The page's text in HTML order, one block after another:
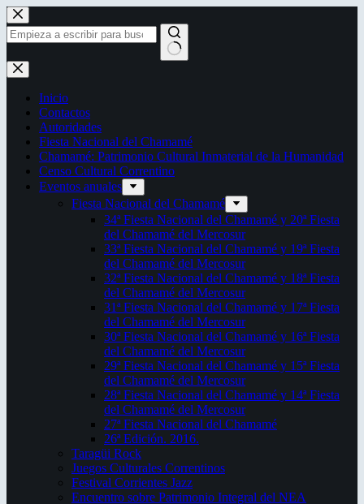
Saltar
al
contenido
Sin
resultados
Inicio
Contactos
Autoridades
Fiesta Nacional del Chamamé
Chamamé: Patrimonio Cultural Inmaterial de la Humanidad
Censo Cultural Correntino
Eventos anuales
Fiesta Nacional del Chamamé
34ª Fiesta Nacional del Chamamé y 20ª Fiesta
del Chamamé del Mercosur
33ª Fiesta Nacional del Chamamé y 19ª Fiesta
del Chamamé del Mercosur
32ª Fiesta Nacional del Chamamé y 18ª Fiesta
del Chamamé del Mercosur
31ª Fiesta Nacional del Chamamé y 17ª Fiesta
del Chamamé del Mercosur
30ª Fiesta Nacional del Chamamé y 16ª Fiesta
del Chamamé del Mercosur
29ª Fiesta Nacional del Chamamé y 15ª Fiesta
del Chamamé del Mercosur
28ª Fiesta Nacional del Chamamé y 14ª Fiesta
del Chamamé del Mercosur
27ª Fiesta Nacional del Chamamé
26ª Edición. 2016.
Taragüi Rock
Juegos Culturales Correntinos
Festival Corrientes Jazz
Encuentro sobre Patrimonio Integral del NEA